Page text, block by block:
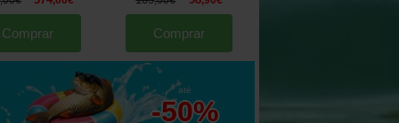
Comprar Comprar
até
-50%